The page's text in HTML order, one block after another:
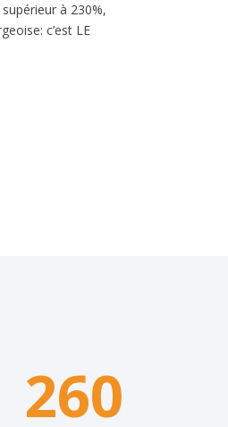
à 230%,
c’est LE
260